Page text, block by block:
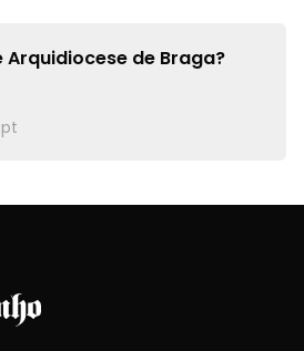
Arquidiocese de Braga?